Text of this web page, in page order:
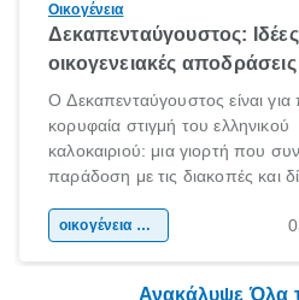
Οικογένεια
Δεκαπενταύγουστος: Ιδέες
οικογενειακές αποδράσεις
Ο Δεκαπενταύγουστος είναι
κορυφαία στιγμή του ελληνικού
καλοκαιριού: μια γιορτή που
παράδοση με τις διακοπές και
χώρας. Είτε πρόκειται για λίγες
οικογένεια & παιδί
Ανακάλυψε Όλα